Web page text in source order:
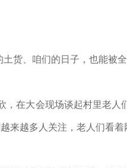
货、咱们的日子，也能被全
，在大会现场谈起村里老人
来越多人关注，老人们看着